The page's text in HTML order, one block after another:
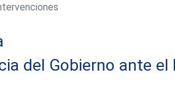
del Gobierno ante el